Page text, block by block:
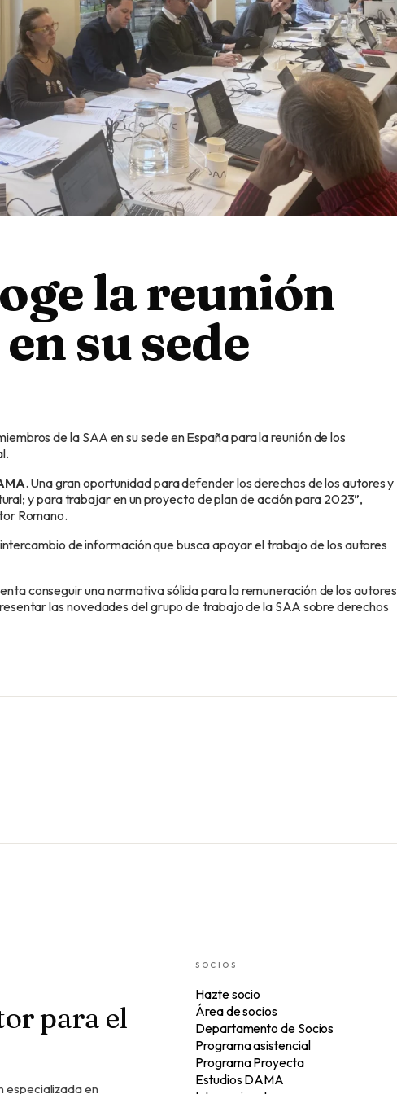
la reunión
su sede
de la SAA en su sede en España para la reunión de los
. Una gran oportunidad para defender los derechos de los autores y
y para trabajar en un proyecto de plan de acción para 2023”,
Romano.
de información que busca apoyar el trabajo de los autores
conseguir una normativa sólida para la remuneración de los autores
las novedades del grupo de trabajo de la SAA sobre derechos
para el
especializada en
SOCIOS
Hazte socio
Área de socios
Departamento de Socios
Programa asistencial
Programa Proyecta
Estudios DAMA